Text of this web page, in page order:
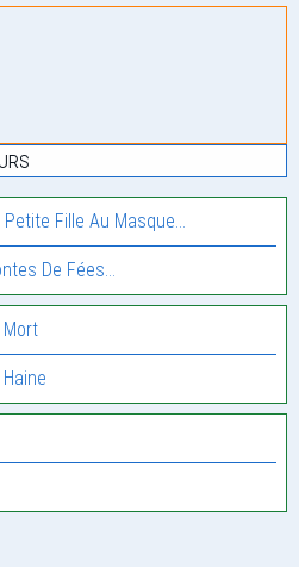
Fille Au Masque…
De Fées…
Mort